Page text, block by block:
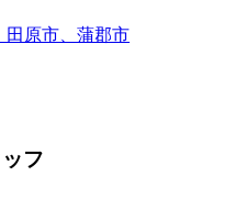
田原市、蒲郡市
フ